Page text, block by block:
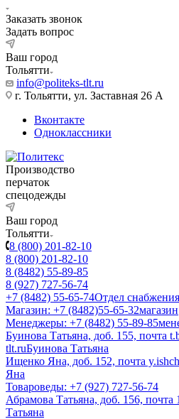
Заказать звонок
Задать вопрос
Ваш город
Тольятти
info@politeks-tlt.ru
г. Тольятти, ул. Заставная 26 А
Вконтакте
Одноклассники
Производство
перчаток
спецодежды
Ваш город
Тольятти
8 (800) 201-82-10
8 (800) 201-82-10
8 (8482) 55-89-85
8 (927) 727-56-74
+7 (8482) 55-65-74Отдел снабжения
Магазин: +7 (8482)55-65-32магазин
Менеджеры: +7 (8482) 55-89-85
Буинова Татьяна, доб. 155, почта
tlt.ruБуинова Татьяна
Ищенко Яна, доб. 152, почта
Яна
Товароведы: +7 (927) 727-56-74
Абрамова Татьяна, доб. 156, почта
Татьяна